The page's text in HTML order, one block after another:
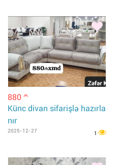
880 m
Künc divan sifarişlə hazırla
nır
2025-12-27 1